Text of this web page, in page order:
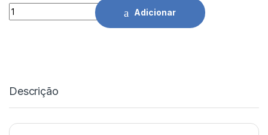
Cozedor Vapor Elétrico 6Lts 400W Inox Techwood
Adicionar
Descrição